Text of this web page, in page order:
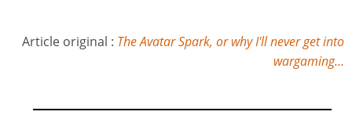
Article original : The Avatar Spark, or why I'll never get into
wargaming…